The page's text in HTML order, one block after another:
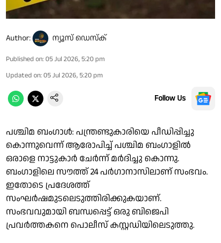
Author: ന്യൂസ് ഡെസ്ക്
Published on: 05 Jul 2026, 5:20 pm
Updated on: 05 Jul 2026, 5:20 pm
Follow Us
പശ്ചിമ ബംഗാള്‍: പന്ത്രണ്ടുകാരിയെ പീഡിപ്പിച്ചു
കൊന്നുവെന്ന് ആരോപിച്ച് പശ്ചിമ ബംഗാളില്‍
ഒരാളെ നാട്ടുകാര്‍ ചേര്‍ന്ന് മര്‍ദിച്ചു കൊന്നു.
ബംഗാളിലെ സൗത്ത് 24 പര്‍ഗാനാസിലാണ് സംഭവം.
ഇതോടെ പ്രദേശത്ത്
സംഘര്‍ഷമുടലെടുത്തിരിക്കുകയാണ്.
സംഭവവുമായി ബന്ധപ്പെട്ട് ഒരു ബിജെപി
പ്രവര്‍ത്തകനെ പൊലീസ് കസ്റ്റഡിയിലെടുത്തു.